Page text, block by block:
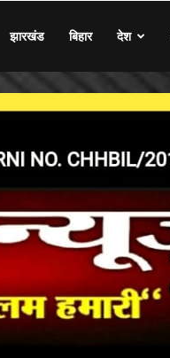
झारखंड बिहार देश